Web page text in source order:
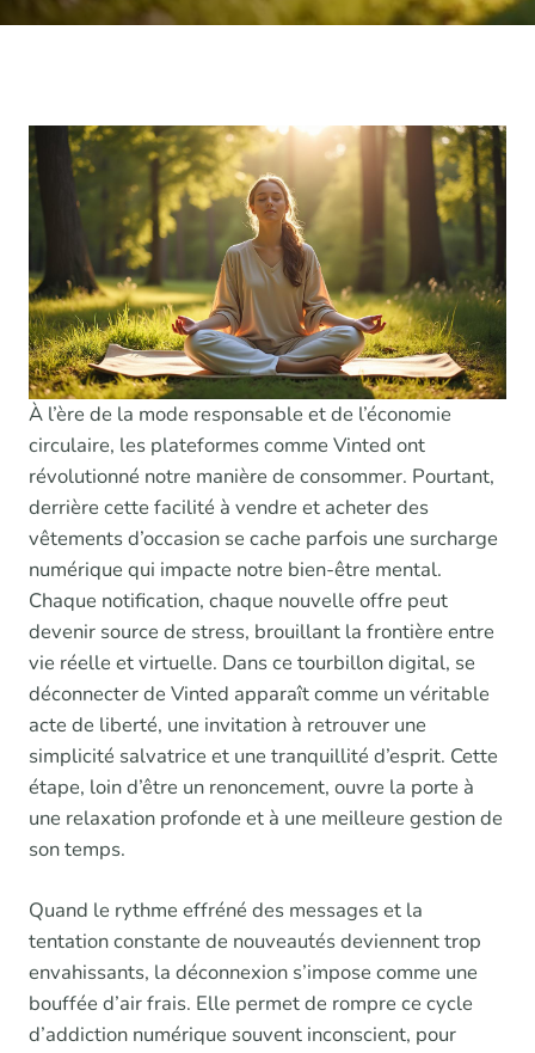
À l’ère de la mode responsable et de l’économie
circulaire, les plateformes comme Vinted ont
révolutionné notre manière de consommer. Pourtant,
derrière cette facilité à vendre et acheter des
vêtements d’occasion se cache parfois une surcharge
numérique qui impacte notre bien-être mental.
Chaque notification, chaque nouvelle offre peut
devenir source de stress, brouillant la frontière entre
vie réelle et virtuelle. Dans ce tourbillon digital, se
déconnecter de Vinted apparaît comme un véritable
acte de liberté, une invitation à retrouver une
simplicité salvatrice et une tranquillité d’esprit. Cette
étape, loin d’être un renoncement, ouvre la porte à
une relaxation profonde et à une meilleure gestion de
son temps.
Quand le rythme effréné des messages et la
tentation constante de nouveautés deviennent trop
envahissants, la déconnexion s’impose comme une
bouffée d’air frais. Elle permet de rompre ce cycle
d’addiction numérique souvent inconscient, pour